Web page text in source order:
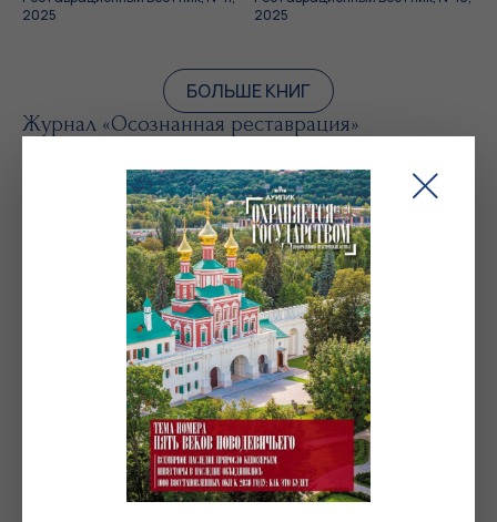
2025
2025
БОЛЬШЕ КНИГ
Журнал «Осознанная реставрация»
Осознанная реставрация, № 1,
Журнал «Реликвия»